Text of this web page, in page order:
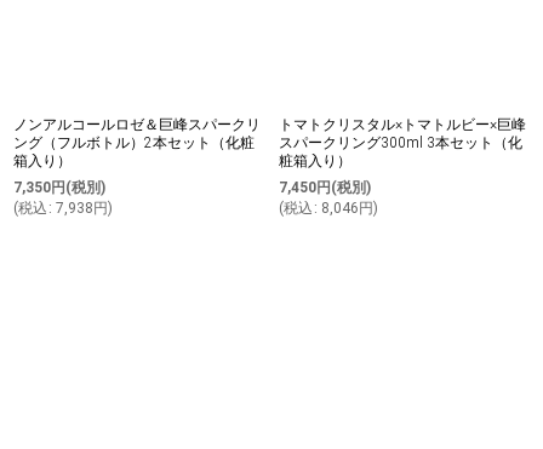
ノンアルコールロゼ＆巨峰スパークリ
ング（フルボトル）2本セット（化粧
箱入り）
7,350円 (税別)
(税込 : 7,938 円)
トマトクリスタル×トマトルビー×巨峰
スパークリング300ml 3本セット（化
粧箱入り）
7,450円 (税別)
(税込 : 8,046 円)